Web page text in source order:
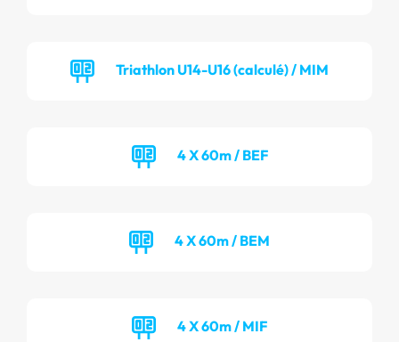
Triathlon U14-U16 (calculé) / MIM
4 X 60m / BEF
4 X 60m / BEM
4 X 60m / MIF